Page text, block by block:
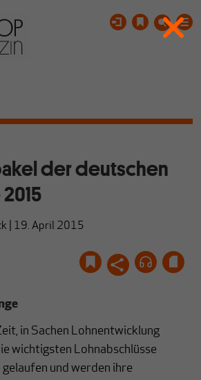
der deutschen
19. April 2015
in Sachen Lohnentwicklung
wichtigsten Lohnabschlüsse
gelaufen und werden ihre